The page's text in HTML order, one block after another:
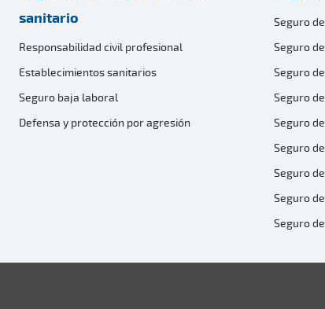
sanitario
Responsabilidad civil profesional
Establecimientos sanitarios
Seguro baja laboral
Defensa y protección por agresión
Seguro
Seguro
Seguro
Seguro
Seguro
Seguro
Seguro
Seguro
Seguro